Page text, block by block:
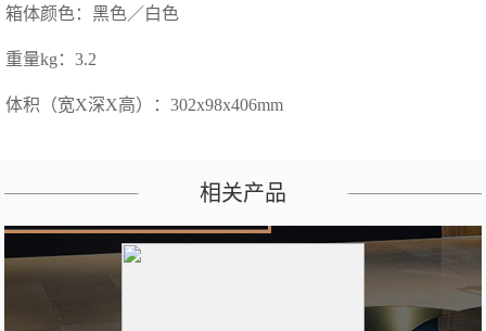
箱体颜色：黑色／白色
重量kg：3.2
体积（宽X深X高）：302x98x406mm
相关产品